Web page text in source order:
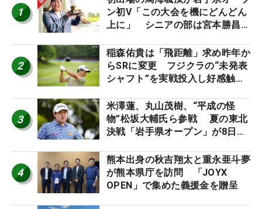
1
ン初V「この大会を機にどんどん
上に」 シニアの部は宮本勝昌が
2
稲森佑貴は「飛距離」求め昨年か
らSRに変更 フジクラの“未発表
シャフト”を実戦投入し好感触
ーのヒトネタ！】
3
米澤蓮、丸山茂樹、“平成の怪
物”松坂大輔氏ら参戦 夏の東北
決戦「岩手県オープン」が8日開
4
熊本出身の秋吉翔太と重永亜斗夢
が熊本県庁を訪問 「JOYX
OPEN」で集めた義援金を贈呈